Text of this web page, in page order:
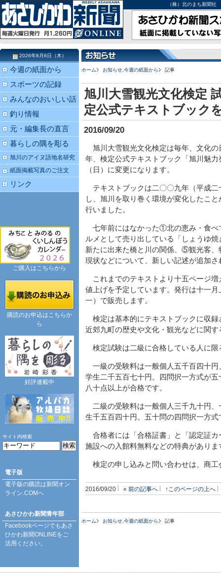
（株）北のまち新聞
ホーム お知らせ 今週の紙面から 記事
旭川大雪観光文化検定
定公式テキストブック
2016/09/20
旭川大雪観光文化検定は毎年、文化の
年、検定公式テキストブック「旭川魅
（日）に変更になります。
テキストブックは二〇〇九年（平成
し、旭川を取り巻く環境が変化したこ
行いました。
七年前にはなかった①北の恵み・食
ルメとして売り出している「しょうゆ
新たに出来た橋と川の関係、⑤観光客
現状などについて、新しい記述が追加
これまでのテキストより十五ページ増
値上げを予定しています。発行は十一
一）で販売します。
検定は基本的にテキストブックに収録
近郊九町の歴史や文化・観光などに関す
検定試験は二級に合格している人に限
一級の受験料は一般個人五千百四十円
学生二千五百七十円。四問択一方式が
八十点以上が合格です。
二級の受験料は一般個人三千九十円、
生千五百四十円。五十問の四問択一方
合格者には「合格証書」と「認定証カ
施設への入館料無料などの特典がありま
検定の申し込みと問い合わせは、商
2016/09/20 « 前の記事へ ↑このページの上へ
ホーム お知らせ 今週の紙面から 記事
2026年8月6日（木）
今週の紙面から
スポーツの記録
みんなのおいしい話
釣り情報
元・編集長の直言
暮らしの隅を彫る
旭川のアイヌ語地名研究
紙面掲載写真のご注文
リンク
ご購入はこちらから
購読のお申込はこちらか
ら
好評連載中
サイト内検索
電子版
電子版の購読は新聞オン
ライン.COMへ
あさひかわ新聞青年部
Facebookページでもあさ
ひかわ新聞ONLINEをご
活用ください。